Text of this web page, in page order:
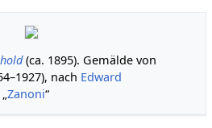
(ca. 1895). Gemälde von
nach Edward
Zanoni“